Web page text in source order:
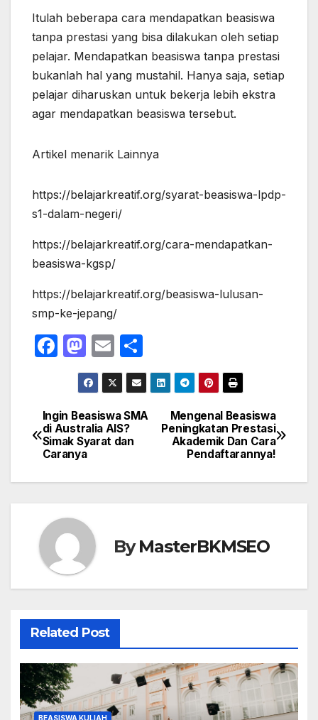
Itulah beberapa cara mendapatkan beasiswa
tanpa prestasi yang bisa dilakukan oleh setiap
pelajar. Mendapatkan beasiswa tanpa prestasi
bukanlah hal yang mustahil. Hanya saja, setiap
pelajar diharuskan untuk bekerja lebih ekstra
agar mendapatkan beasiswa tersebut.
Artikel menarik Lainnya
https://belajarkreatif.org/syarat-beasiswa-lpdp-
s1-dalam-negeri/
https://belajarkreatif.org/cara-mendapatkan-
beasiswa-kgsp/
https://belajarkreatif.org/beasiswa-lulusan-
smp-ke-jepang/
F
e
b
o
o
M
a
st
o
d
o
n
E
m
ail
h
ar
e
Navigasi
pos
Mengenal Beasiswa
Peningkatan Prestasi
Akademik Dan Cara
Pendaftarannya!
Ingin Beasiswa SMA
di Australia AIS?
Simak Syarat dan
Caranya
ByMasterBKMSEO
Related Post
BEASISWA KULIAH